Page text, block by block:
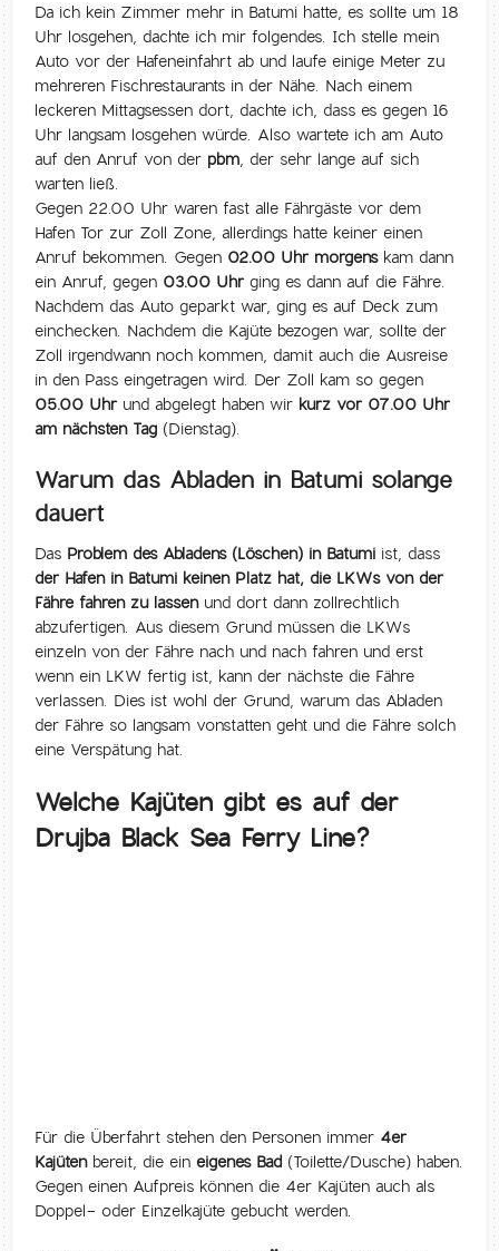
Da ich kein Zimmer mehr in Batumi hatte, es sollte um 18
Uhr losgehen, dachte ich mir folgendes. Ich stelle mein
Auto vor der Hafeneinfahrt ab und laufe einige Meter zu
mehreren Fischrestaurants in der Nähe. Nach einem
leckeren Mittagsessen dort, dachte ich, dass es gegen 16
Uhr langsam losgehen würde. Also wartete ich am Auto
auf den Anruf von der pbm , der sehr lange auf sich
warten ließ.
Gegen 22.00 Uhr waren fast alle Fährgäste vor dem
Hafen Tor zur Zoll Zone, allerdings hatte keiner einen
Anruf bekommen. Gegen 02.00 Uhr morgenskam dann
ein Anruf, gegen 03.00 Uhr ging es dann auf die Fähre.
Nachdem das Auto geparkt war, ging es auf Deck zum
einchecken. Nachdem die Kajüte bezogen war, sollte der
Zoll irgendwann noch kommen, damit auch die Ausreise
in den Pass eingetragen wird. Der Zoll kam so gegen
05.00 Uhr und abgelegt haben wir kurz vor 07.00 Uhr
am nächsten Tag (Dienstag).
Warum das Abladen in Batumi solange
dauert
Das Problem des Abladens (Löschen) in Batumi ist, dass
der Hafen in Batumi keinen Platz hat, die LKWs von der
Fähre fahren zu lassenund dort dann zollrechtlich
abzufertigen. Aus diesem Grund müssen die LKWs
einzeln von der Fähre nach und nach fahren und erst
wenn ein LKW fertig ist, kann der nächste die Fähre
verlassen. Dies ist wohl der Grund, warum das Abladen
der Fähre so langsam vonstatten geht und die Fähre solch
eine Verspätung hat.
Welche Kajüten gibt es auf der
Drujba Black Sea Ferry Line?
Für die Überfahrt stehen den Personen immer 4er
Kajütenbereit, die eineigenes Bad (Toilette/Dusche) haben.
Gegen einen Aufpreis können die 4er Kajüten auch als
Doppel- oder Einzelkajüte gebucht werden.